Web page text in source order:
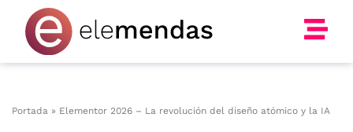
contenido
Portada » Elementor 2026 – La revolución del diseño atómico y la IA